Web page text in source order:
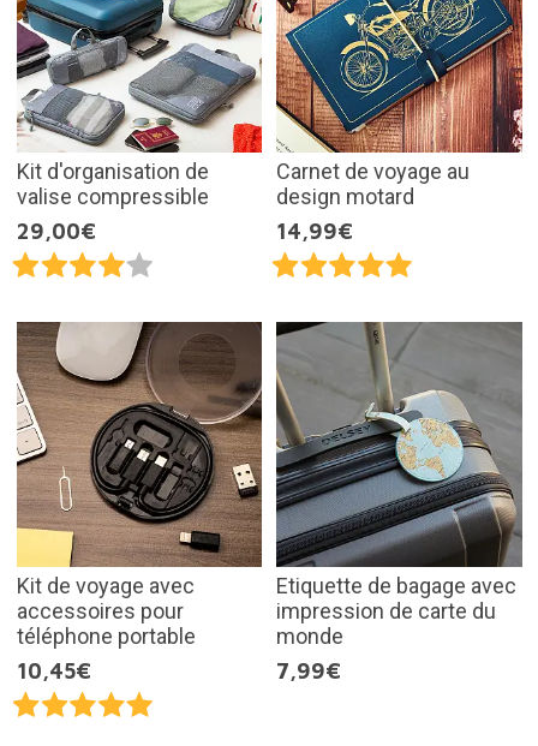
Kit d'organisation de
valise compressible
29,00€
Carnet de voyage au
design motard
14,99€
Kit de voyage avec
accessoires pour
téléphone portable
10,45€
Etiquette de bagage avec
impression de carte du
monde
7,99€